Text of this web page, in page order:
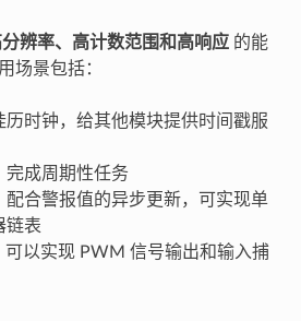
分辨率、高计数范围和高响应 的能
场景包括：
历时钟，给其他模块提供时间戳服
完成周期性任务
配合警报值的异步更新，可实现单
链表
可以实现 PWM 信号输出和输入捕